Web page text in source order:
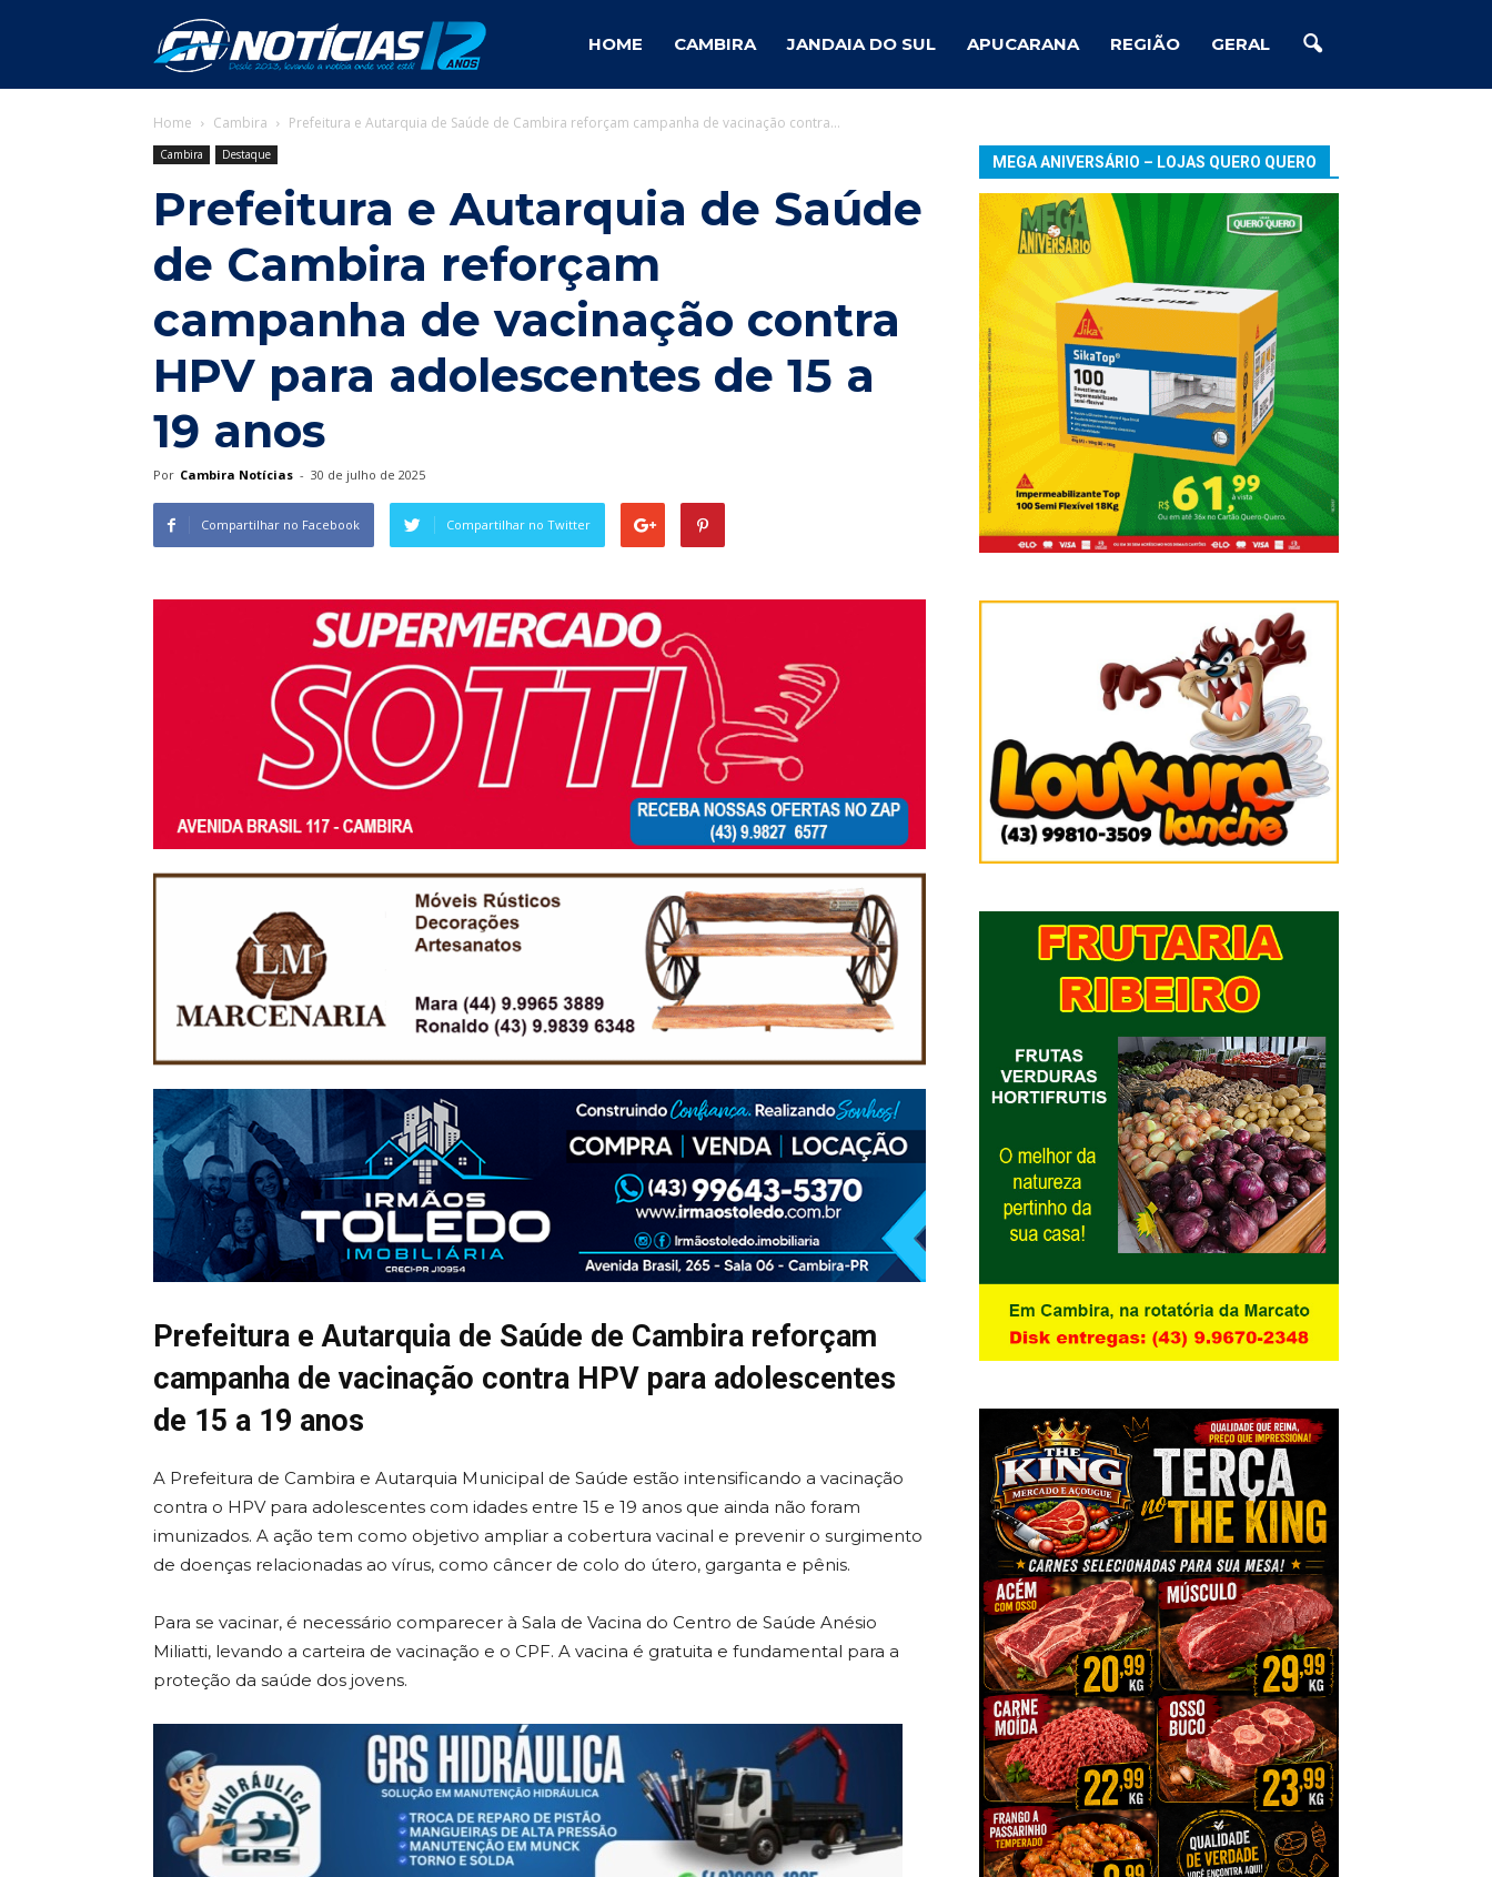
Cambira
Notícias
HOME CAMBIRA JANDAIA DO SUL APUCARANA REGIÃO GERAL
Home Cambira Prefeitura e Autarquia de Saúde de Cambira reforçam campanha de vacinação contra...
Cambira Destaque
Prefeitura e Autarquia de Saúde
de Cambira reforçam
campanha de vacinação contra
HPV para adolescentes de 15 a
19 anos
Por Cambira Notícias - 30 de julho de 2025
Compartilhar no Facebook Compartilhar no Twitter
Prefeitura e Autarquia de Saúde de Cambira reforçam
campanha de vacinação contra HPV para adolescentes
de 15 a 19 anos
A Prefeitura de Cambira e Autarquia Municipal de Saúde estão intensificando a vacinação
contra o HPV para adolescentes com idades entre 15 e 19 anos que ainda não foram
imunizados. A ação tem como objetivo ampliar a cobertura vacinal e prevenir o surgimento
de doenças relacionadas ao vírus, como câncer de colo do útero, garganta e pênis.
Para se vacinar, é necessário comparecer à Sala de Vacina do Centro de Saúde Anésio
Miliatti, levando a carteira de vacinação e o CPF. A vacina é gratuita e fundamental para a
proteção da saúde dos jovens.
MEGA ANIVERSÁRIO – LOJAS QUERO QUERO